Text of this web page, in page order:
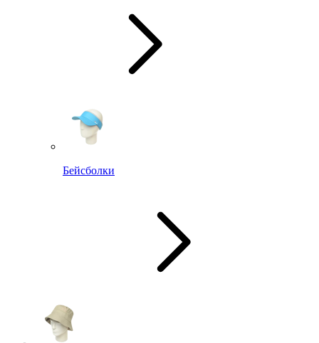
Бейсболки